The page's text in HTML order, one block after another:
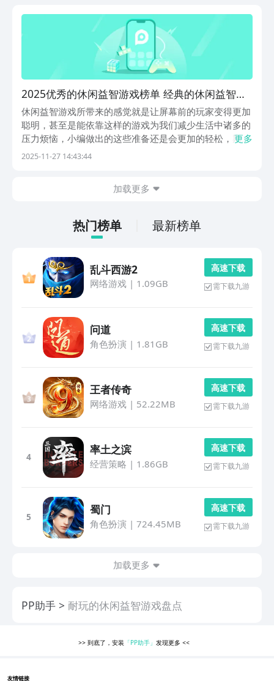
辆...
2025优秀的休闲益智游戏榜单 经典的休闲益智游
戏榜单合集
休闲益智游戏所带来的感觉就是让屏幕前的玩家变得更加
聪明，甚至是能依靠这样的游戏为我们减少生活中诸多的
压力烦恼，小编做出的这些准备还是会更加的轻松，期待
着我们自身从中获取到十足的乐趣，希望玩家们可以让这
更多
2025-11-27 14:43:44
加载更多
热门榜单 最新榜单
乱斗西游2
网络游戏| 1.09GB
高 速 下 载
需下载九游
问道
角色扮演 | 1.81GB
高 速 下 载
需下载九游
王者传奇
网络游戏| 52.22MB
高 速 下 载
需下载九游
4
率土之滨
经营策略 | 1.86GB
高 速 下 载
需下载九游
5
蜀门
角色扮演 | 724.45MB
高 速 下 载
需下载九游
加载更多
PP助手 耐玩的休闲益智游戏盘点
>> 到底了，安装 「PP助手」 发现更多<<
友情链接